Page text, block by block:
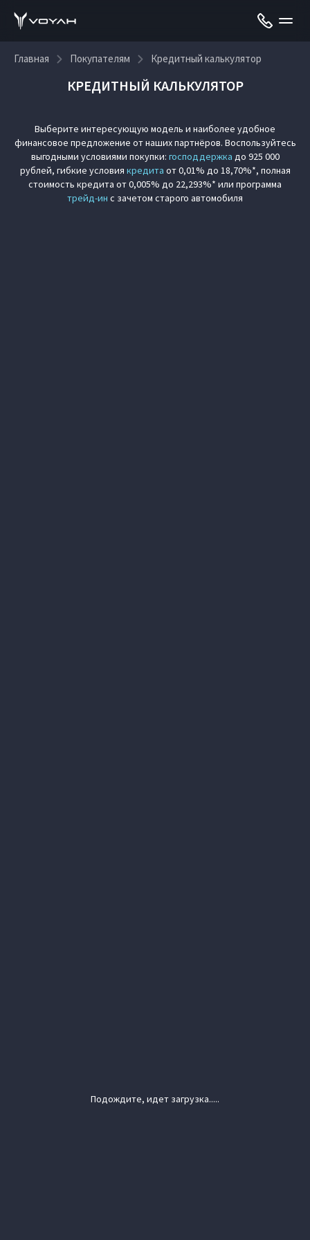
Главная Покупателям Кредитный калькулятор
КРЕДИТНЫЙ КАЛЬКУЛЯТОР
Выберите интересующую модель и наиболее удобное
финансовое предложение от наших партнёров. Воспользуйтесь
выгодными условиями покупки: господдержка до 925 000
рублей, гибкие условия кредита от 0,01% до 18,70%*, полная
стоимость кредита от 0,005% до 22,293%* или программа
трейд-ин с зачетом старого автомобиля
Подождите, идет загрузка.....